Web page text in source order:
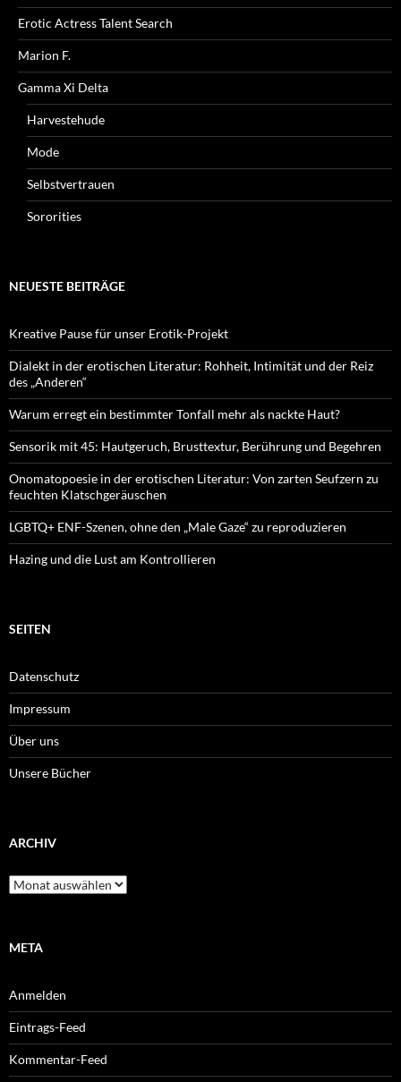
Erotic Actress Talent Search
Marion F.
Gamma Xi Delta
Harvestehude
Mode
Selbstvertrauen
Sororities
NEUESTE BEITRÄGE
Kreative Pause für unser Erotik-Projekt
Dialekt in der erotischen Literatur: Rohheit, Intimität und der Reiz
des „Anderen“
Warum erregt ein bestimmter Tonfall mehr als nackte Haut?
Sensorik mit 45: Hautgeruch, Brusttextur, Berührung und Begehren
Onomatopoesie in der erotischen Literatur: Von zarten Seufzern zu
feuchten Klatschgeräuschen
LGBTQ+ ENF-Szenen, ohne den „Male Gaze“ zu reproduzieren
Hazing und die Lust am Kontrollieren
SEITEN
Datenschutz
Impressum
Über uns
Unsere Bücher
ARCHIV
Archiv
META
Anmelden
Eintrags-Feed
Kommentar-Feed